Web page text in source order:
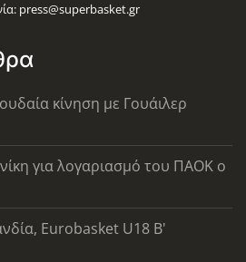
press@superbasket.gr
κίνηση με Γουάιλερ
για λογαριασμό του ΠΑΟΚ ο
Eurobasket U18 Β'